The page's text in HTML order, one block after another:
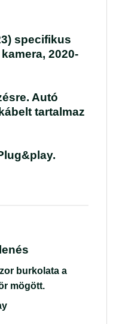
specifikus
2020-
Autó
tartalmaz
burkolata a
mögött.